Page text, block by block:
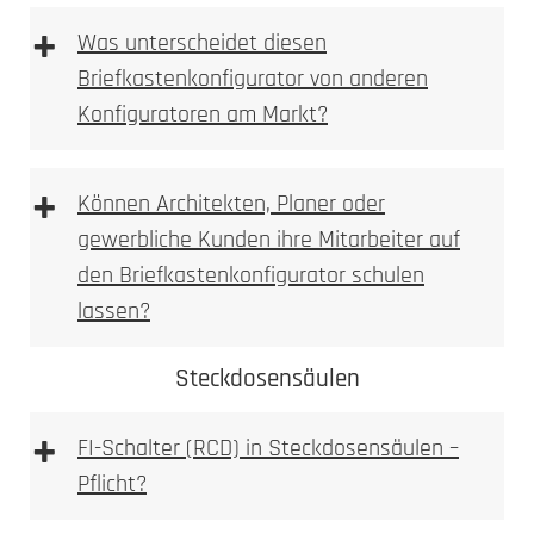
2. Ausmessen
LED-Leuchte
Briefkasten Konfigurator
+
Was unterscheidet diesen
Briefkastenkonfigurator von anderen
Konfiguratoren am Markt?
Briefkasten Konfigurator
+
Können Architekten, Planer oder
gewerbliche Kunden ihre Mitarbeiter auf
den Briefkastenkonfigurator schulen
lassen?
Briefkastenkonfigurator
Steckdosensäulen
+
FI-Schalter (RCD) in Steckdosensäulen –
Pflicht?